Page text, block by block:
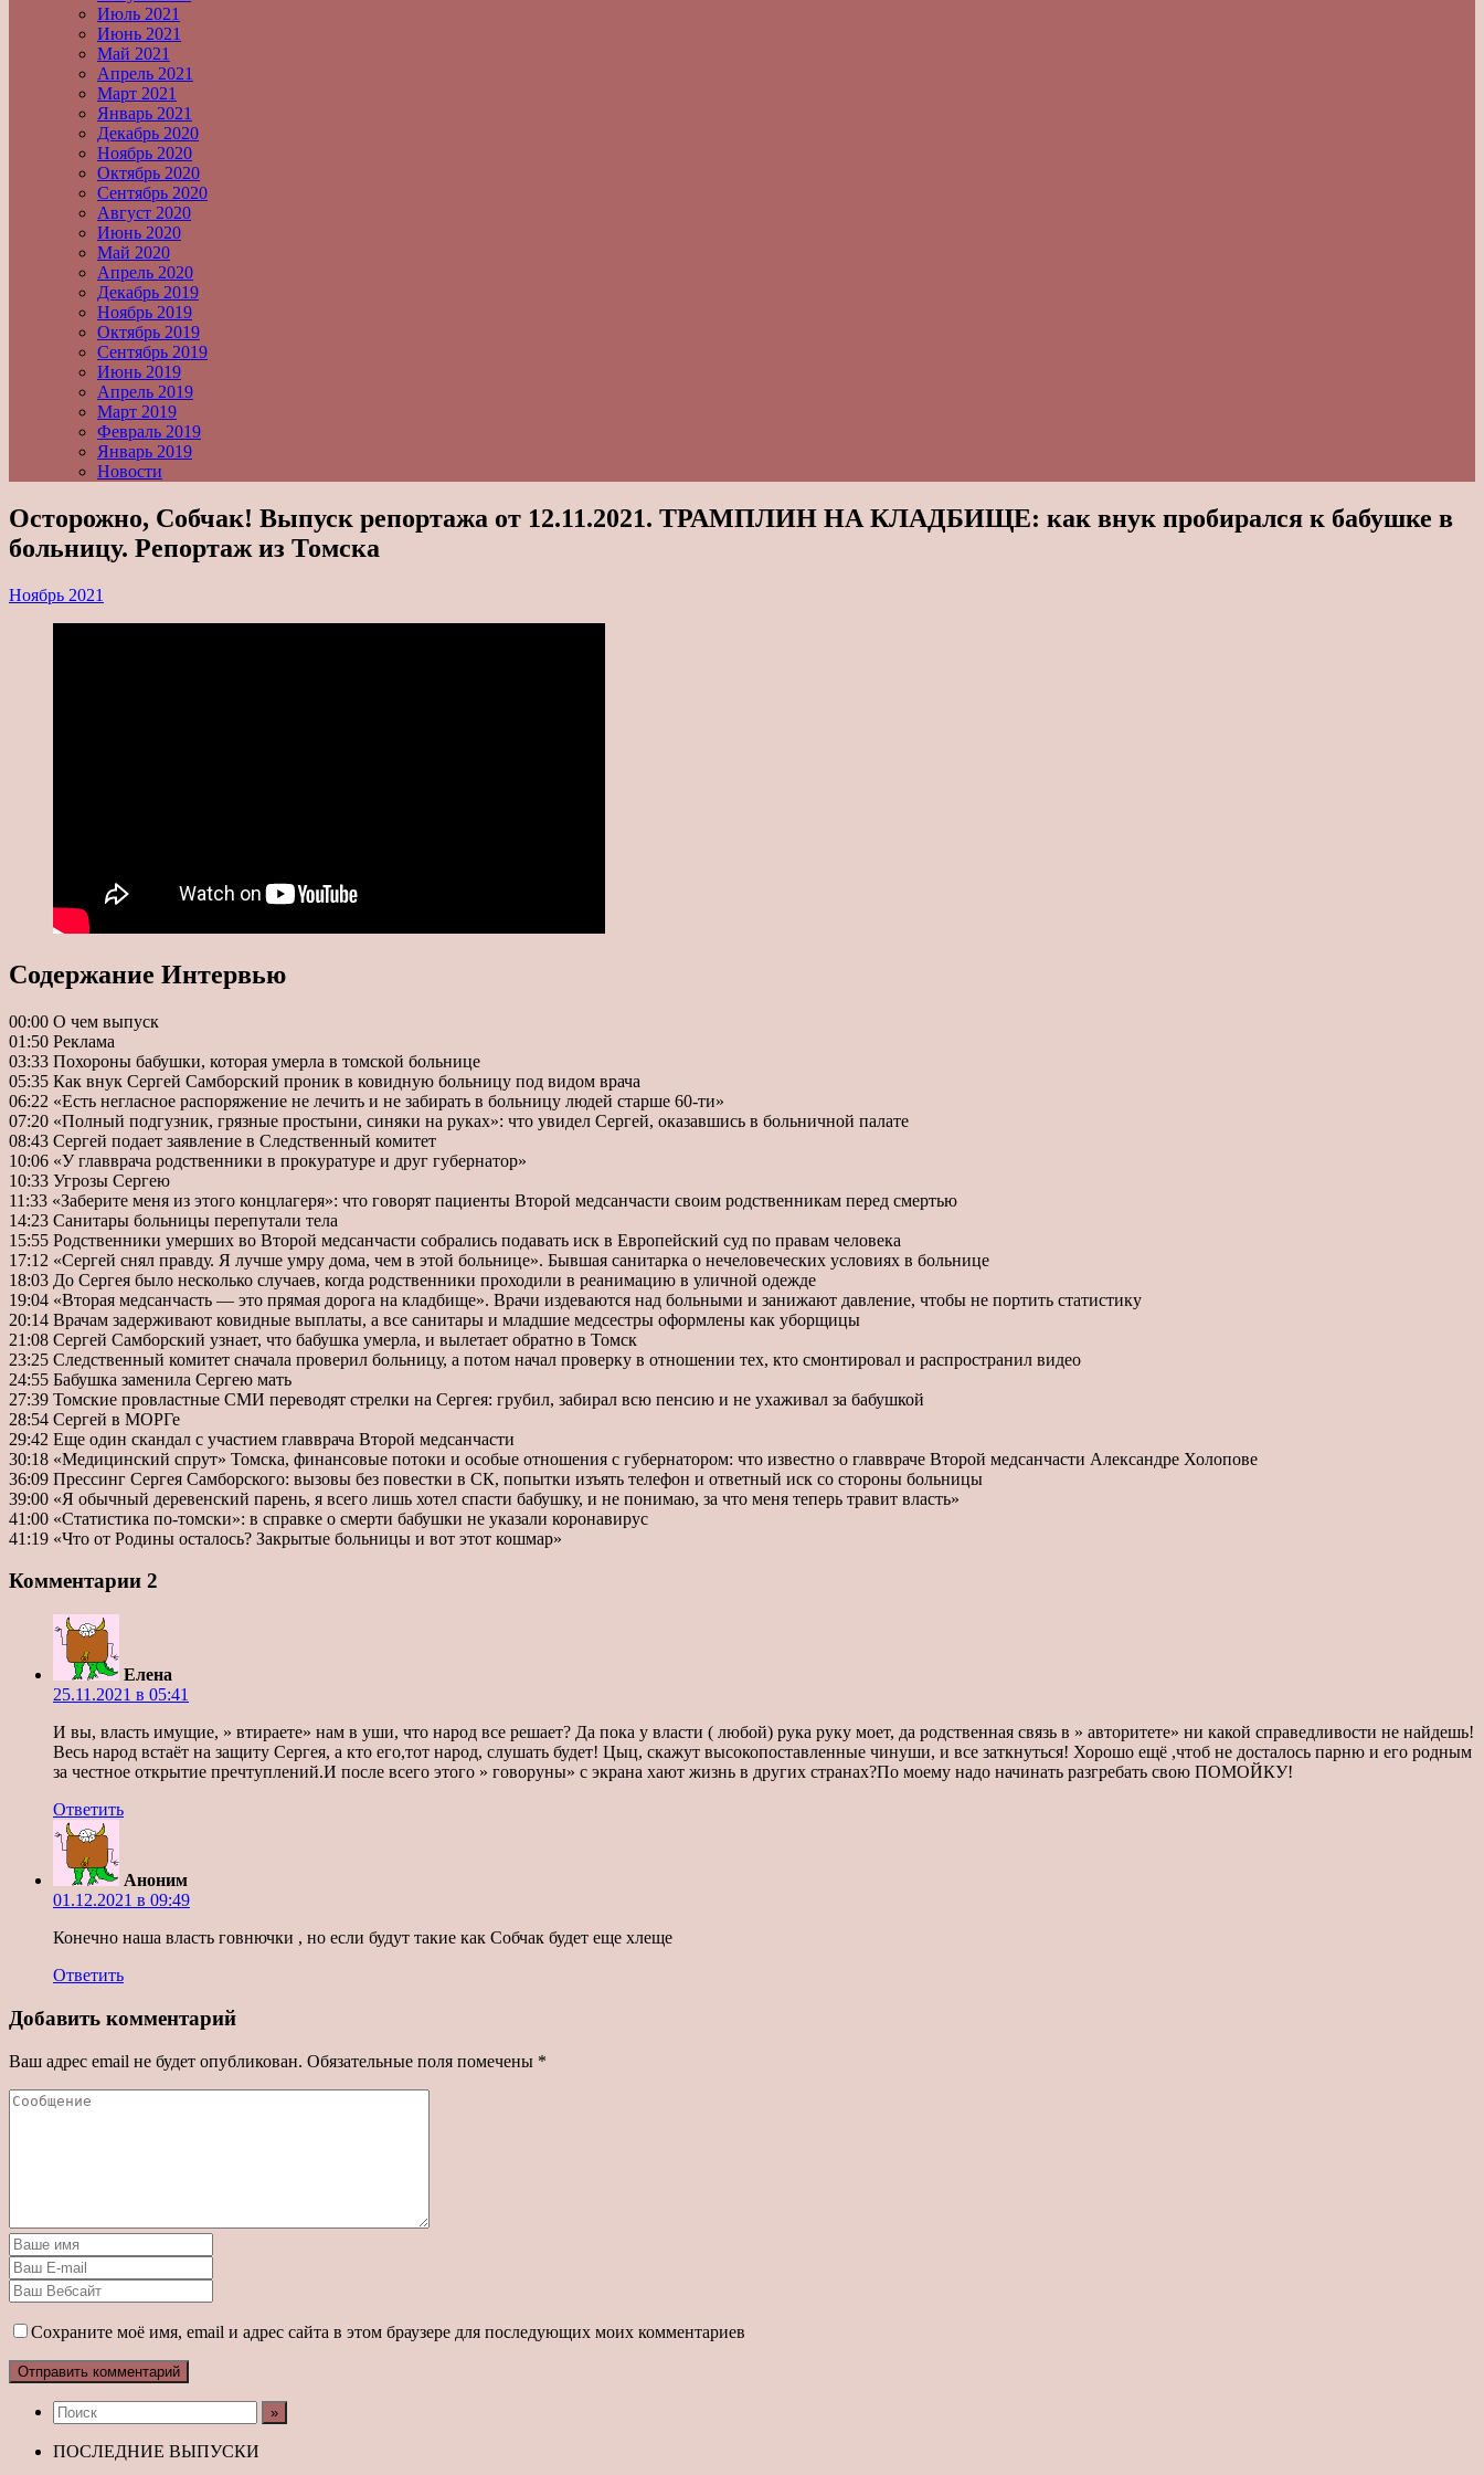
Июль 2021
Июнь 2021
Май 2021
Апрель 2021
Март 2021
Январь 2021
Декабрь 2020
Ноябрь 2020
Октябрь 2020
Сентябрь 2020
Август 2020
Июнь 2020
Май 2020
Апрель 2020
Декабрь 2019
Ноябрь 2019
Октябрь 2019
Сентябрь 2019
Июнь 2019
Апрель 2019
Март 2019
Февраль 2019
Январь 2019
Новости
Осторожно, Собчак! Выпуск репортажа от 12.11.2021. ТРАМПЛИН НА КЛАДБИЩЕ: как внук пробирался к бабушке в
больницу. Репортаж из Томска
Ноябрь 2021
Содержание Интервью
00:00 О чем выпуск
01:50 Реклама
03:33 Похороны бабушки, которая умерла в томской больнице
05:35 Как внук Сергей Самборский проник в ковидную больницу под видом врача
06:22 «Есть негласное распоряжение не лечить и не забирать в больницу людей старше 60-ти»
07:20 «Полный подгузник, грязные простыни, синяки на руках»: что увидел Сергей, оказавшись в больничной палате
08:43 Сергей подает заявление в Следственный комитет
10:06 «У главврача родственники в прокуратуре и друг губернатор»
10:33 Угрозы Сергею
11:33 «Заберите меня из этого концлагеря»: что говорят пациенты Второй медсанчасти своим родственникам перед смертью
14:23 Санитары больницы перепутали тела
15:55 Родственники умерших во Второй медсанчасти собрались подавать иск в Европейский суд по правам человека
17:12 «Сергей снял правду. Я лучше умру дома, чем в этой больнице». Бывшая санитарка о нечеловеческих условиях в больнице
18:03 До Сергея было несколько случаев, когда родственники проходили в реанимацию в уличной одежде
19:04 «Вторая медсанчасть — это прямая дорога на кладбище». Врачи издеваются над больными и занижают давление, чтобы не портить статистику
20:14 Врачам задерживают ковидные выплаты, а все санитары и младшие медсестры оформлены как уборщицы
21:08 Сергей Самборский узнает, что бабушка умерла, и вылетает обратно в Томск
23:25 Следственный комитет сначала проверил больницу, а потом начал проверку в отношении тех, кто смонтировал и распространил видео
24:55 Бабушка заменила Сергею мать
27:39 Томские провластные СМИ переводят стрелки на Сергея: грубил, забирал всю пенсию и не ухаживал за бабушкой
28:54 Сергей в МОРГе
29:42 Еще один скандал с участием главврача Второй медсанчасти
30:18 «Медицинский спрут» Томска, финансовые потоки и особые отношения с губернатором: что известно о главвраче Второй медсанчасти Александре Холопове
36:09 Прессинг Сергея Самборского: вызовы без повестки в СК, попытки изъять телефон и ответный иск со стороны больницы
39:00 «Я обычный деревенский парень, я всего лишь хотел спасти бабушку, и не понимаю, за что меня теперь травит власть»
41:00 «Статистика по-томски»: в справке о смерти бабушки не указали коронавирус
41:19 «Что от Родины осталось? Закрытые больницы и вот этот кошмар»
Комментарии 2
Елена
25.11.2021 в 05:41
И вы, власть имущие, » втираете» нам в уши, что народ все решает? Да пока у власти ( любой) рука руку моет, да родственная связь в » авторитете» ни какой справедливости не найдешь!
Весь народ встаёт на защиту Сергея, а кто его,тот народ, слушать будет! Цыц, скажут высокопоставленные чинуши, и все заткнуться! Хорошо ещё ,чтоб не досталось парню и его родным
за честное открытие пречтуплений.И после всего этого » говоруны» с экрана хают жизнь в других странах?По моему надо начинать разгребать свою ПОМОЙКУ!
Ответить
Аноним
01.12.2021 в 09:49
Конечно наша власть говнючки , но если будут такие как Собчак будет еще хлеще
Ответить
Добавить комментарий
Ваш адрес email не будет опубликован. Обязательные поля помечены *
Сохраните моё имя, email и адрес сайта в этом браузере для последующих моих комментариев
ПОСЛЕДНИЕ ВЫПУСКИ